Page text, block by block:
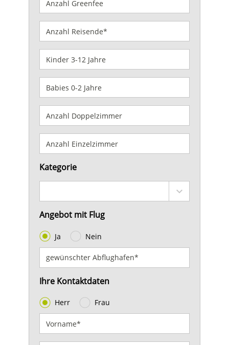
Kategorie
Angebot mit Flug
Ja Nein
Ihre Kontaktdaten
Herr Frau